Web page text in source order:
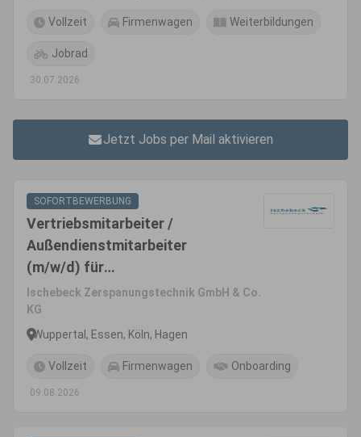
Vollzeit Firmenwagen Weiterbildungen
Jobrad
30.07.2026
Jetzt Jobs per Mail aktivieren
SOFORTBEWERBUNG
Vertriebsmitarbeiter /
Außendienstmitarbeiter
(m/w/d) für
Zerspanungswerkzeuge
Ischebeck Zerspanungstechnik GmbH & Co.
KG
Wuppertal, Essen, Köln, Hagen
Vollzeit Firmenwagen Onboarding
09.08.2026